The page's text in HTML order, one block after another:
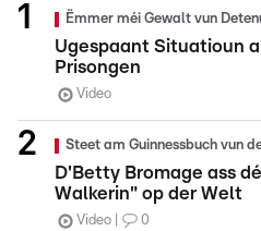
Ëmmer méi Gewalt vun
Ugespaant Situatioun
Prisongen
Video
Steet am Guinnessbuch vun
D'Betty Bromage ass
Walkerin" op der Welt
Video 0